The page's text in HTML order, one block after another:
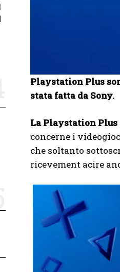
Playstation Plus
stata fatta da Sony.
La Playstation Plus
concerne i
che soltanto
ricevement acire